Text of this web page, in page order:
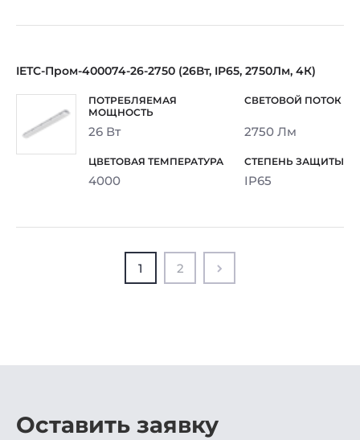
IETC-Пром-400074-26-2750 (26Вт, IP65, 2750Лм, 4К)
26 Вт 2750 Лм
4000 IP65
1 2
Оставить заявку